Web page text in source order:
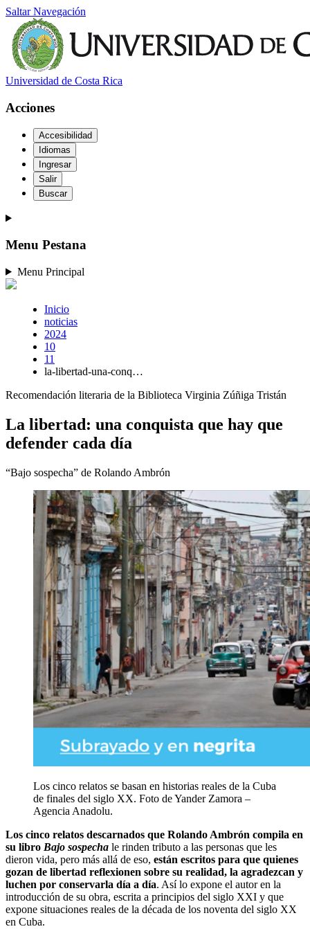
Saltar Navegación
Universidad de Costa Rica
Acciones
Accesibilidad
Idiomas
Ingresar
Salir
Buscar
Menu Pestana
Menu Principal
Inicio
noticias
2024
10
11
la-libertad-una-conq…
Recomendación literaria de la Biblioteca Virginia Zúñiga Tristán
La libertad: una conquista que hay que
defender cada día
“Bajo sospecha” de Rolando Ambrón
Los cinco relatos se basan en historias reales de la Cuba
de finales del siglo XX. Foto de Yander Zamora –
Agencia Anadolu.
Los cinco relatos descarnados que Rolando Ambrón compila en
su libro Bajo sospecha le rinden tributo a las personas que les
dieron vida, pero más allá de eso, están escritos para que quienes
gozan de libertad reflexionen sobre su realidad, la agradezcan y
luchen por conservarla día a día. Así lo expone el autor en la
introducción de su obra, escrita a principios del siglo XXI y que
expone situaciones reales de la década de los noventa del siglo XX
en Cuba.